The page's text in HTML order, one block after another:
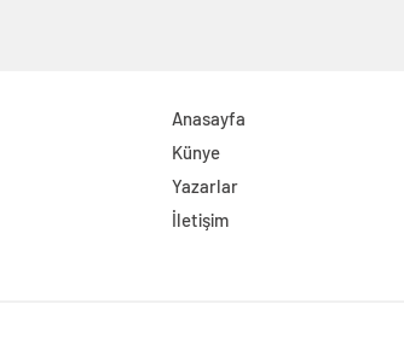
Anasayfa
Künye
Yazarlar
İletişim